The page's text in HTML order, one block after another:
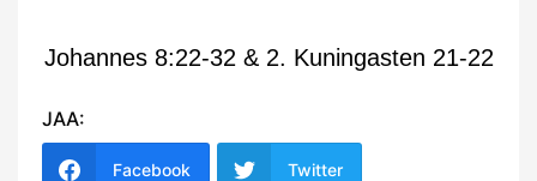
Johannes 8:22-32 & 2. Kuningasten 21-22
JAA:
Facebook Twitter